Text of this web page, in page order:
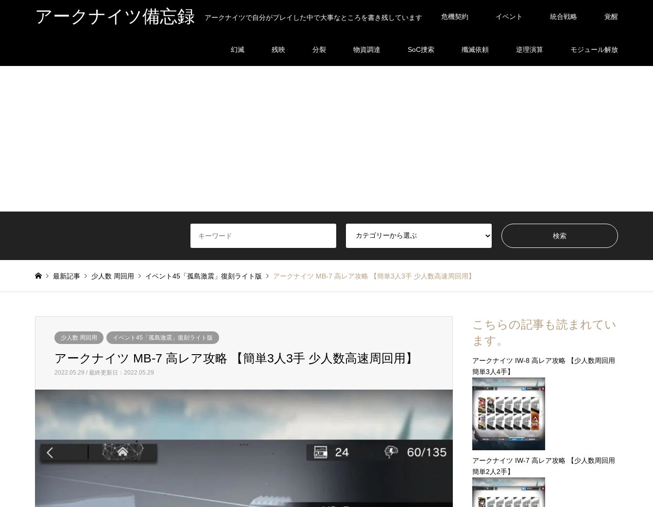
アークナイツ備忘録 アークナイツで自分がプレイした中で大事なところを書き残しています 危機契約 イベント 統合戦略 覚醒
幻滅 残映 分裂 物資調達 SoC捜索 殲滅依頼 逆理演算 モジュール解放
最新記事 少人数 周回用 イベント45「孤島激震」復刻ライト版 アークナイツ MB-7 高レア攻略 【簡単3人3手 少人数高速周回用】
少人数 周回用 イベント45「孤島激震」復刻ライト版
アークナイツ MB-7 高レア攻略 【簡単3人3手 少人数高速周回用】
2022.05.29 / 最終更新日：2022.05.29
こちらの記事も読まれてい
ます。
アークナイツ IW-8 高レア攻略 【少人数周回用
簡単3人4手】
アークナイツ IW-7 高レア攻略 【少人数周回用
簡単2人2手】